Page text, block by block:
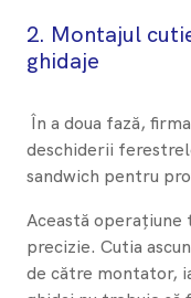
2. Montajul
ghidaje
În a doua fază,
deschiderii
sandwich pentru
Această operațiune
precizie. Cutia
de către montator,